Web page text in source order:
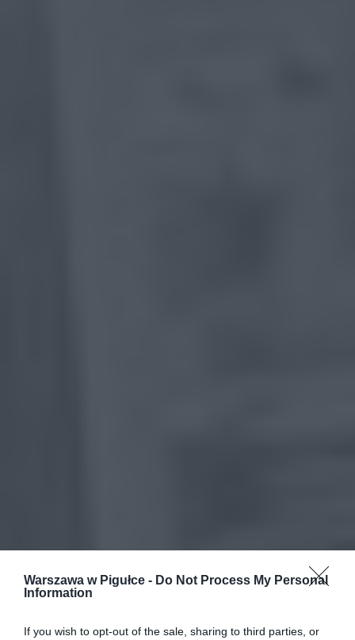
Warszawa w Pigułce - Do Not Process My Personal
Information
If you wish to opt-out of the sale, sharing to third parties, or